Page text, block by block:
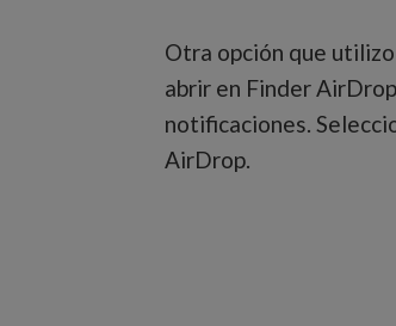
Otra opción que utilizo
abrir en Finder
notificaciones.
AirDrop.